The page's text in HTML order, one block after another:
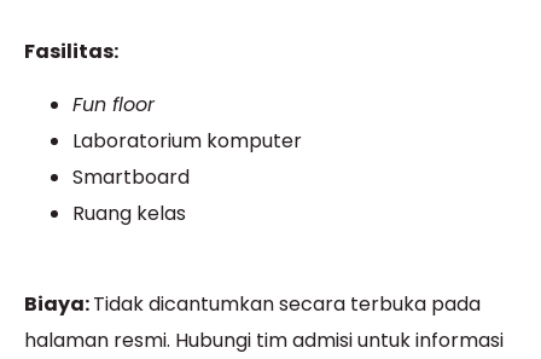
Fasilitas:
Fun floor
Laboratorium komputer
Smartboard
Ruang kelas
Biaya:Tidak dicantumkan secara terbuka pada
halaman resmi. Hubungi tim admisi untuk informasi